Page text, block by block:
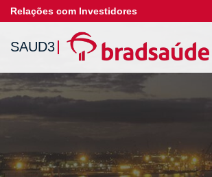
Relações com Investidores
SAUD3